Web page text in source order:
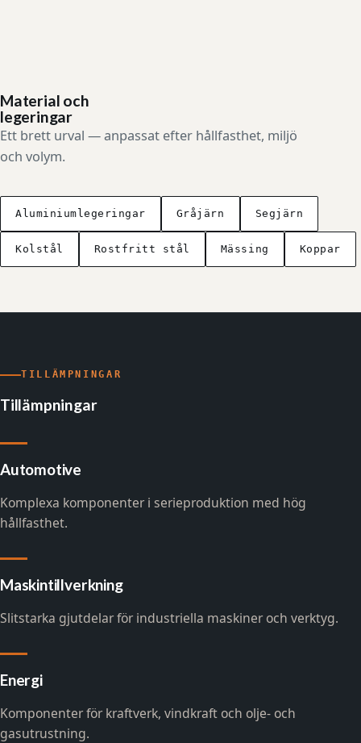
Material och
legeringar
Ett brett urval — anpassat efter hållfasthet, miljö
och volym.
Aluminiumlegeringar Gråjärn Segjärn
Kolstål Rostfritt stål Mässing Koppar
TILLÄMPNINGAR
Tillämpningar
Automotive
Komplexa komponenter i serieproduktion med hög
hållfasthet.
Maskintillverkning
Slitstarka gjutdelar för industriella maskiner och verktyg.
Energi
Komponenter för kraftverk, vindkraft och olje- och
gasutrustning.